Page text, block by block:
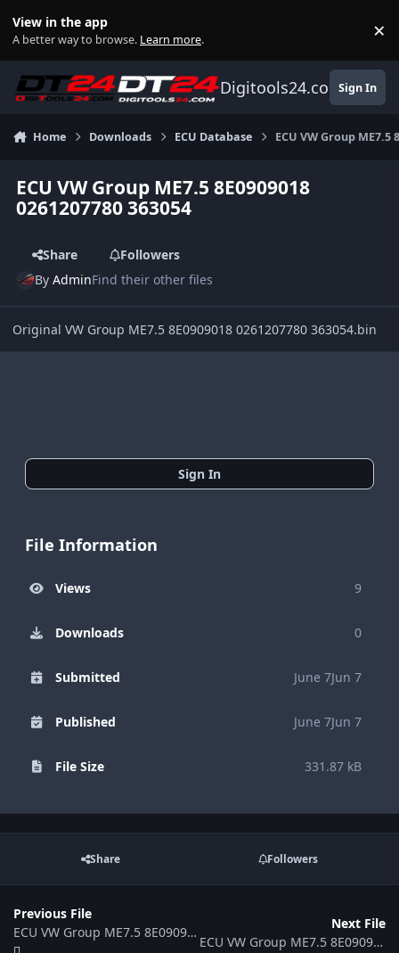
View in the app
A better way to browse. Learn more. ×
Digitools24.comSign In
Home Downloads ECU Database ECU VW Group ME7.5
ECU VW Group ME7.5 8E0909018
0261207780 363054
Share
Followers
ByAdminFind their other files
Original VW Group ME7.5 8E0909018 0261207780 363054.bin
Sign In
File Information
Views 9
Downloads 0
Submitted June 7Jun 7
Published June 7Jun 7
File Size 331.87 kB
Share Followers
Previous File
ECU VW Group ME7.5 8E0909018A 386802
Next File
ECU VW Group ME7.5 8E0909018 0261207779 363053